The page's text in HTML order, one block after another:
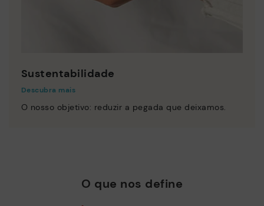
Sustentabilidade
Descubra mais
O nosso objetivo: reduzir a pegada que deixamos.
O que nos define